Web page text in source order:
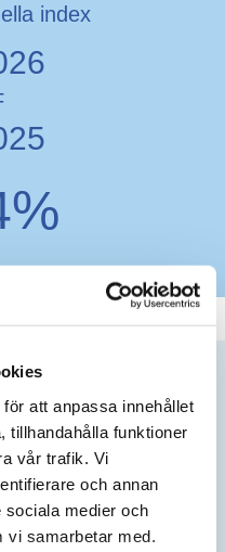
att anpassa innehållet
tillhandahålla funktioner
vår trafik. Vi
och annan
sociala medier och
samarbetar med.
index